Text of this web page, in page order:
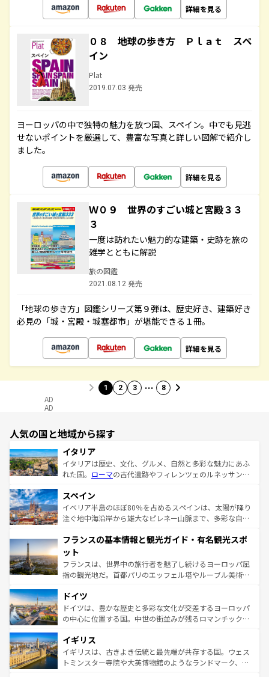
詳細を見る
０８ 地球の歩き方 Ｐｌａｔ スペ
イン
Plat
2019.07.03 発売
ヨーロッパの中で独特の魅力を放つ国、スペイン。中でも見逃
せないポイントを厳選して、豊富な写真と詳しい図解で紹介し
ました。
詳細を見る
Ｗ０９ 世界のすごい城と宮殿３３
３
一度は訪れたい魅力的な建築・史跡を旅の
雑学とともに解説
旅の図鑑
2021.08.12 発売
「地球の歩き方」図鑑シリーズ第９弾は、歴史好き、建築好き
必見の「城・宮殿・城塞都市」が堪能できる１冊。
詳細を見る
1 2 3 … 8
AD
AD
人気の国と地域から探す
イタリア
イタリアは歴史、文化、グルメ、自然と多彩な魅力にあふ
れた国。 ローマの古代遺跡やフィレンツェのルネッサンス
ろん、トスカーナの美しい田園風景やアマルフィ海岸の絶
景など、自然景観も見逃せない。観光の合間には、本場の
ピザやパスタなど、絶品のイタリア料理を堪能することも
ませてくれるイタリアで、忘れられない旅をしてみよう！
なお、新着のイタリア情報は
しい。
スペイン
イベリア半島のほぼ80％を占めるスペインは、太陽が降り
注ぐ地中海沿岸から雄大なピレネー山脈まで、多彩な自然
文化が根付くこの国では、情熱的なフラメンコ、熱気あふ
れる闘牛、そして美味しいタパスが生活の一部となってい
る。首都マドリードの洗練された雰囲気や、バルセロナの
アートに溢れた街角から、地方では古代ローマ遺跡や中世
せる。地方によって風土や気候が異なるスペインはその個
性で訪れる人を魅了する。 なお、新着のスペイン情報は コ
ンテンツ一覧を参照してほしい。
フランスの基本情報と観光ガイド・有名観光スポ
ット
フランスは、世界中の旅行者を魅了し続けるヨーロッパ屈
指の観光地だ。首都パリのエッフェル塔やルーブル美術館
で、幅広い魅力が詰まっている。華麗な宮殿、歴史的な大
聖堂、美しいビーチ、そして豊かな自然が、訪れる者を心
から魅了する。また、フランスは美食の国としても知ら
いる。シャンパンの発祥地であるランス、プロヴァンスの
香り高いラベンダー畑など、多彩な楽しみ方が可能だ。さ
らに、パリ以外の地域にも魅力が溢れており、どの街角に
ドイツ
ドイツは、豊かな歴史と多彩な文化が交差するヨーロッパ
の中心に位置する国。中世の街並みが残るロマンチック街
顔を持つこの国は、どこを歩いても飽きることがない。ベ
ルリンの文化的活気、バイエルン州のアルプスの絶景、そ
してライン川沿いのワイン畑といった風景は必見。ビール
イギリス
イギリスは、古きよき伝統と最先端が共存する国。ウェス
トミンスター寺院や大英博物館のようなランドマーク、歴